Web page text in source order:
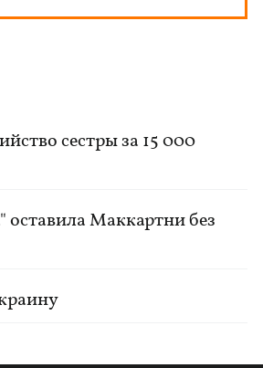
сестры за 15 000
оставила Маккартни без